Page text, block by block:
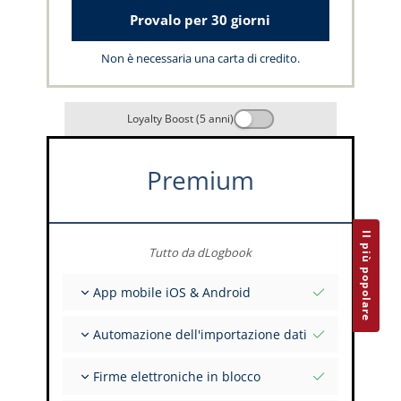
Provalo per 30 giorni
Non è necessaria una carta di credito.
Il più popolare
Loyalty Boost (5 anni)
Premium
Tutto da dLogbook
App mobile iOS & Android
Inserimento dei dati di volo e FSTD
Automazione dell'importazione dati
Importazione da tabulati ed Excel
Firme elettroniche in blocco